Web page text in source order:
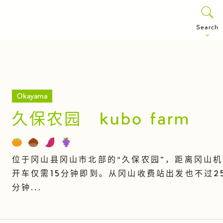
Search
Okayama
久保农园 kubo farm
位于冈山县冈山市北部的“久保农园”，距离冈山
开车仅需15分钟即到。从冈山收费站出发也不过
分钟...